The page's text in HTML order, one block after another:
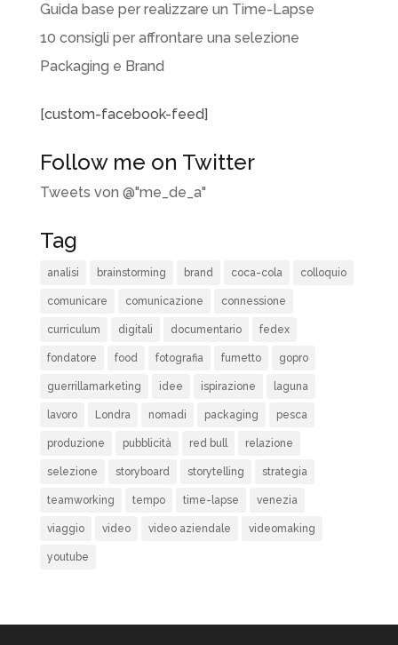
Guida base per realizzare un Time-Lapse
10 consigli per affrontare una selezione
Packaging e Brand
[custom-facebook-feed]
Follow me on Twitter
Tweets von @"me_de_a"
Tag
analisi brainstorming brand coca-cola colloquio
comunicare comunicazione connessione
curriculum digitali documentario fedex
fondatore food fotografia fumetto gopro
guerrillamarketing idee ispirazione laguna
lavoro Londra nomadi packaging pesca
produzione pubblicità red bull relazione
selezione storyboard storytelling strategia
teamworking tempo time-lapse venezia
viaggio video video aziendale videomaking
youtube